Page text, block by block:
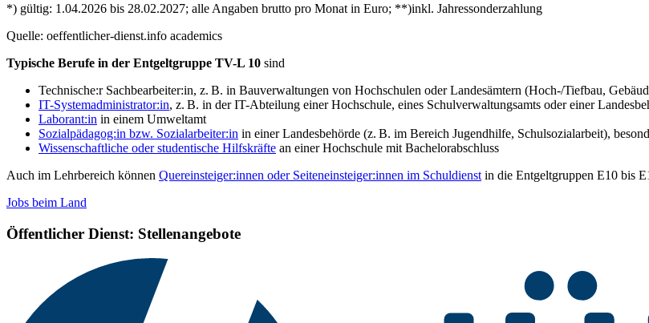
*) gültig: 1.04.2026 bis 28.02.2027; alle Angaben brutto pro Monat in Euro; **)inkl. Jahressonderzahlung
Quelle: oeffentlicher-dienst.info academics
Typische Berufe in der Entgeltgruppe TV-L 10 sind
Technische:r Sachbearbeiter:in, z. B. in Bauverwaltungen von Hochschulen oder Landesämtern (Hoch-/Tiefbau,
IT-Systemadministrator:in, z. B. in der IT-Abteilung einer Hochschule, eines Schulverwaltungsamts oder einer
Laborant:in in einem Umweltamt
Sozialpädagog:in bzw. Sozialarbeiter:in in einer Landesbehörde (z. B. im Bereich Jugendhilfe, Schulsozialarbeit),
Wissenschaftliche oder studentische Hilfskräfte an einer Hochschule mit Bachelorabschluss
Auch im Lehrbereich können Quereinsteiger:innen oder Seiteneinsteiger:innen im Schuldienst in die Entgeltgruppen E10 bis
Jobs beim Land
Öffentlicher Dienst: Stellenangebote